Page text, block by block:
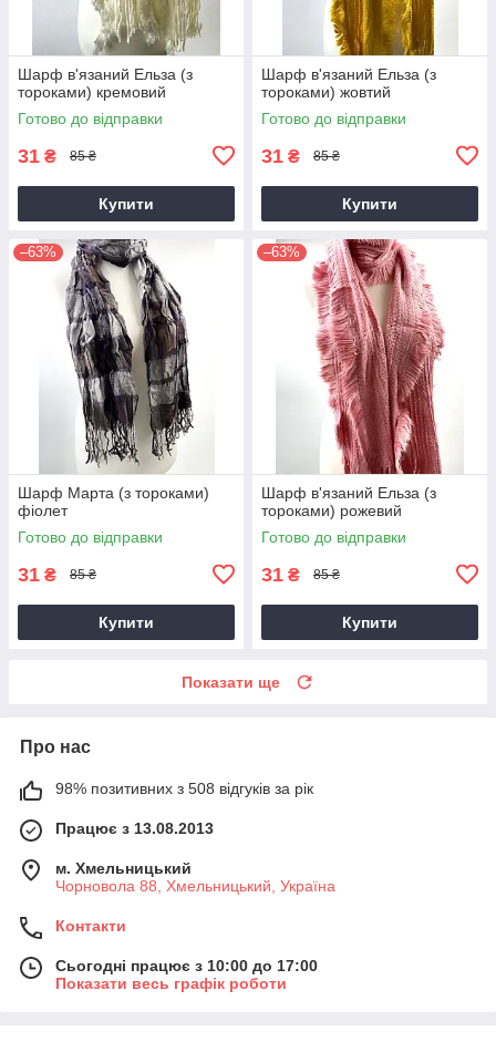
Шарф в'язаний Ельза (з
тороками) кремовий
Готово до відправки
31 ₴ 85 ₴
Купити
Шарф в'язаний Ельза (з
тороками) жовтий
Готово до відправки
31 ₴ 85 ₴
Купити
–63%
Шарф Марта (з тороками)
фіолет
Готово до відправки
31 ₴ 85 ₴
Купити
–63%
Шарф в'язаний Ельза (з
тороками) рожевий
Готово до відправки
31 ₴ 85 ₴
Купити
Показати ще
Про нас
98% позитивних з 508 відгуків за рік
Працює з 13.08.2013
м. Хмельницький
Чорновола 88, Хмельницький, Україна
Контакти
Сьогодні працює з 10:00 до 17:00
Показати весь графік роботи